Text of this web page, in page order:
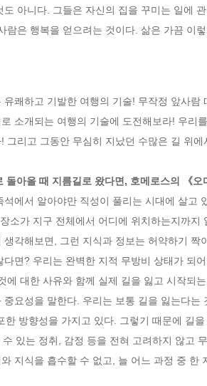
도 아니다. 그들은 자신의 집을 꾸미는 일에
람은 행복을 얻으려는 것이다. 삶은 가끔 이
유쾌하고 기발한 여행의 기술! 무작정 앞사
소개되는 여행의 기술에 도전해보라! 우리
그리고 그동안 무심히 지났던 수많은 길 위
돌아올 때 지름길로 왔다면, 호메로스의 《
석에서 알아야만 직성이 풀리는 시대에 살고
소가 지구 전체에서 어디에 위치하는지까
생각해보면, 그런 지식과 정보는 허약하기
다면? 우리는 완벽한 지적 무방비 상태가 되
에 대한 사유와 함께 실제 길을 잃고 시작되
중요성을 말한다. 우리는 보통 길을 잃는다는
한 방향성을 가지고 있다. 그렇기 때문에 길
있는 정취, 감정 등을 전혀 고려하지 않고
지식을 흡수할 수 없고, 늘 어느 과정 중 한